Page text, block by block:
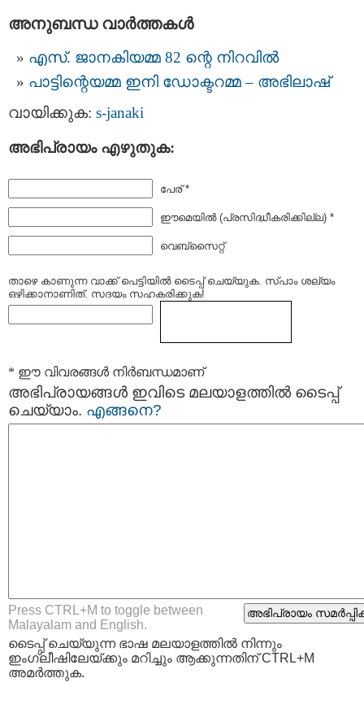
അനുബന്ധ വാര്‍ത്തകള്‍
എസ്. ജാനകിയമ്മ 82 ന്റെ നിറവിൽ
പാട്ടിന്റെയമ്മ ഇനി ഡോക്ടറമ്മ – അഭിലാഷ്
വായിക്കുക: s-janaki
അഭിപ്രായം എഴുതുക:
പേര് *
ഈമെയില്‍ (പ്രസിദ്ധീകരിക്കില്ല) *
വെബ്സൈറ്റ്
താഴെ കാണുന്ന വാക്ക് പെട്ടിയില്‍ ടൈപ്പ്‌ ചെയ്യുക. സ്പാം ശല്യം
ഒഴിക്കാനാണിത്. സദയം സഹകരിക്കുക!
* ഈ വിവരങ്ങള്‍ നിര്‍ബന്ധമാണ്
അഭിപ്രായങ്ങള്‍ ഇവിടെ മലയാളത്തില്‍ ടൈപ്പ്
ചെയ്യാം. എങ്ങനെ?
Press CTRL+M to toggle between
Malayalam and English.
ടൈപ്പ്‌ ചെയ്യുന്ന ഭാഷ മലയാളത്തില്‍ നിന്നും
ഇംഗ്ലീഷിലേയ്ക്കും മറിച്ചും ആക്കുന്നതിന് CTRL+M
അമര്‍ത്തുക.